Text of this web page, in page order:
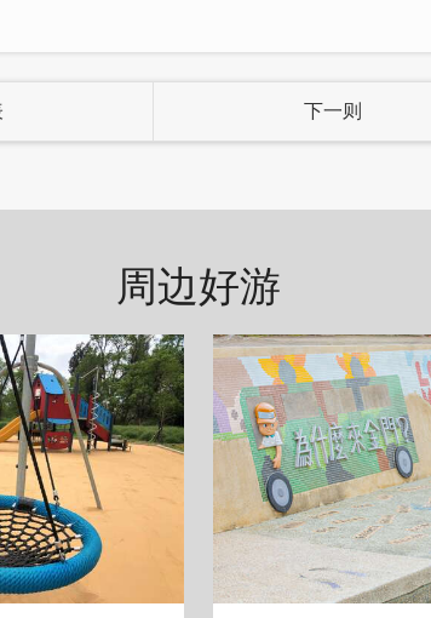
房型让旅人拥有更多自在空间；空间以土耳
勒出无拘的自在，房内也准备了舒适柔软床
下一则
周边好游